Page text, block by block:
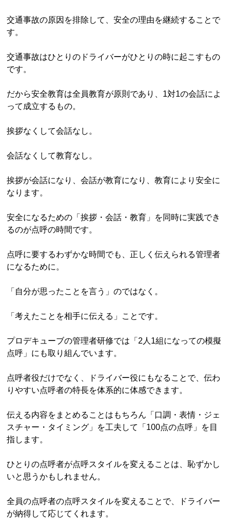
交通事故の原因を排除して、安全の理由を継続することで
す。
交通事故はひとりのドライバーがひとりの時に起こすもの
です。
だから安全教育は全員教育が原則であり、1対1の会話によ
って成立するもの。
挨拶なくして会話なし。
会話なくして教育なし。
挨拶が会話になり、会話が教育になり、教育により安全に
なります。
安全になるための「挨拶・会話・教育」を同時に実践でき
るのが点呼の時間です。
点呼に要するわずかな時間でも、正しく伝えられる管理者
になるために。
「自分が思ったことを言う」のではなく。
「考えたことを相手に伝える」ことです。
プロデキューブの管理者研修では「2人1組になっての模擬
点呼」にも取り組んでいます。
点呼者役だけでなく、ドライバー役にもなることで、伝わ
りやすい点呼者の特長を体系的に体感できます。
伝える内容をまとめることはもちろん「口調・表情・ジェ
スチャー・タイミング」を工夫して「100点の点呼」を目
指します。
ひとりの点呼者が点呼スタイルを変えることは、恥ずかし
いと思うかもしれません。
全員の点呼者の点呼スタイルを変えることで、ドライバー
が納得して応じてくれます。